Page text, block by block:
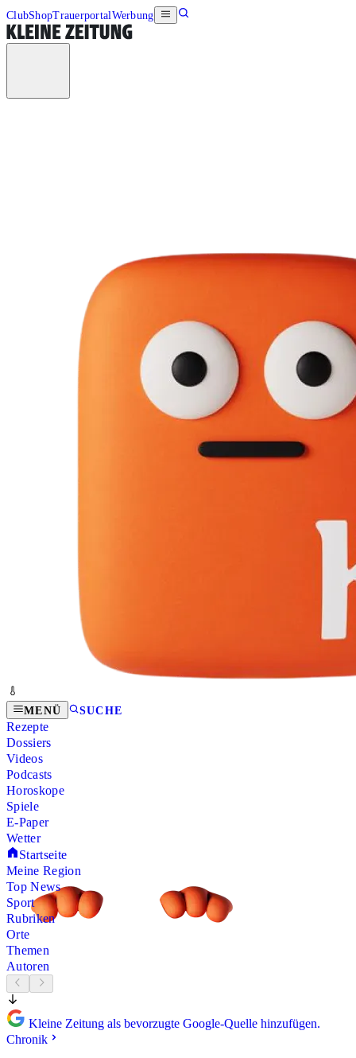
ClubShopTrauerportalWerbung
MENÜ SUCHE
Rezepte
Dossiers
Videos
Podcasts
Horoskope
Spiele
E-Paper
Wetter
Startseite
Meine Region
Top News
Sport
Rubriken
Orte
Themen
Autoren
Kleine Zeitung als bevorzugte Google-Quelle hinzufügen.
Chronik